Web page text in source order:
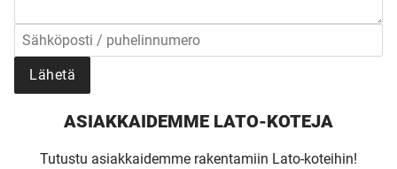
Lähetä
ASIAKKAIDEMME LATO-KOTEJA
Tutustu asiakkaidemme rakentamiin Lato-koteihin!
KODIKSI-
TALOKIRJA ON
JULKAISTU